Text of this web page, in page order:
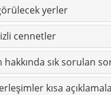
yerler
cennetler
hakkında sık sorulan
kısa